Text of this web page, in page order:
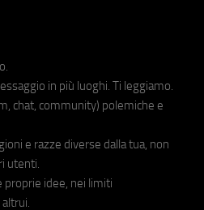
in più luoghi. Ti leggiamo.
chat, community) polemiche e
e razze diverse dalla tua, non
utenti.
proprie idee, nei limiti